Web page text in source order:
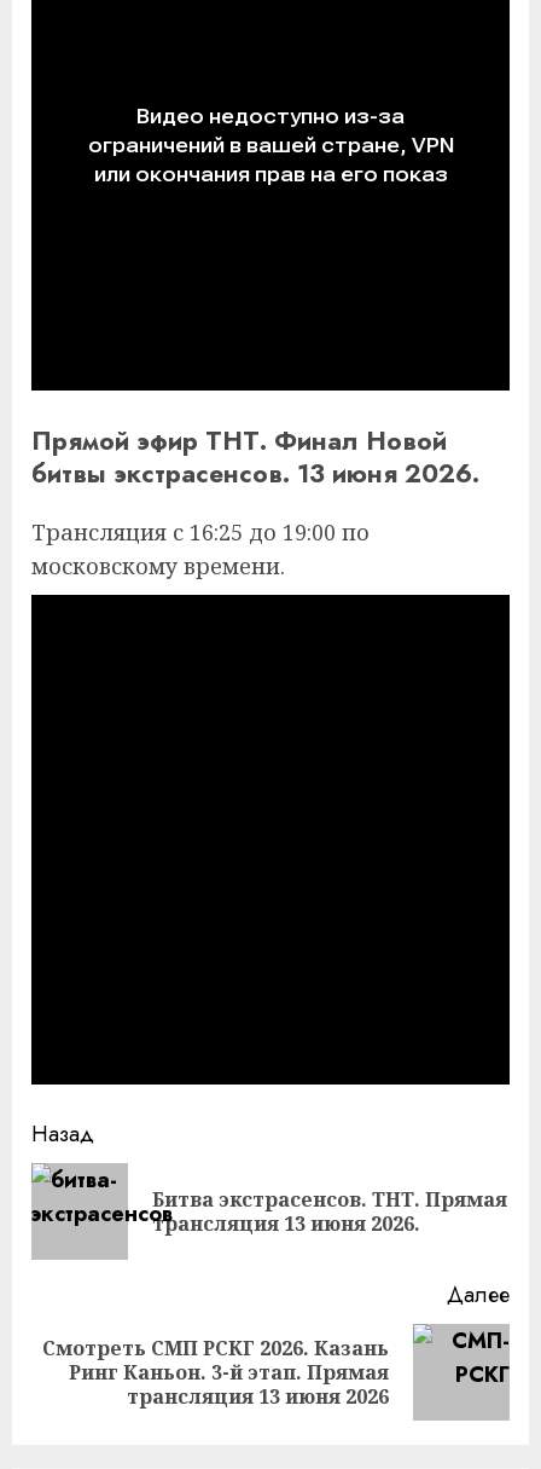
Прямой эфир ТНТ. Финал Новой
битвы экстрасенсов. 13 июня 2026.
Трансляция с 16:25 до 19:00 по
московскому времени.
Продолжить
чтение
Назад
Битва экстрасенсов. ТНТ. Прямая
трансляция 13 июня 2026.
Далее
Следующая
Смотреть СМП РСКГ 2026. Казань
Ринг Каньон. 3-й этап. Прямая
трансляция 13 июня 2026